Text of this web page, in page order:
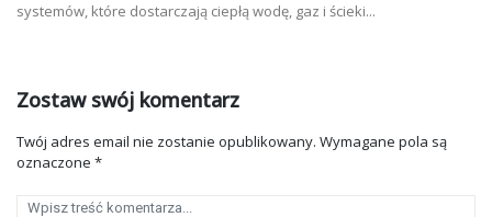
systemów, które dostarczają ciepłą wodę, gaz i ścieki...
Zostaw swój komentarz
Twój adres email nie zostanie opublikowany. Wymagane pola są
oznaczone *